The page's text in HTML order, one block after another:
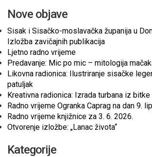
Nove objave
Sisak i Sisačko-moslavačka županija u
Izložba zavičajnih publikacija
Ljetno radno vrijeme
Predavanje: Mic po mic – mitologija
Likovna radionica: Ilustriranje sisačke
patuljak
Kreativna radionica: Izrada turbana iz
Radno vrijeme Ogranka Caprag na dan 9.
Radno vrijeme knjižnice za 3. 6. 2026.
Otvorenje izložbe: „Lanac života“
Kategorije